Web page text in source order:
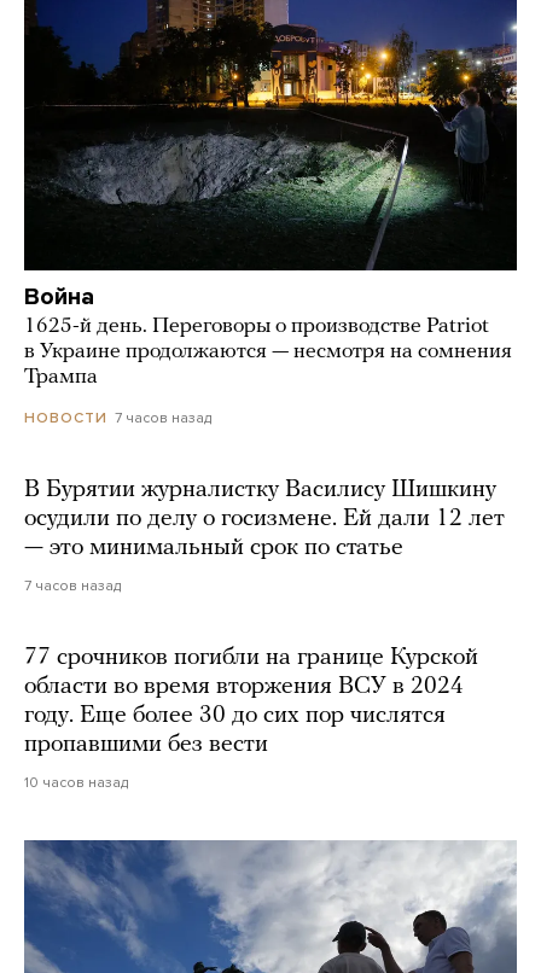
Война
1625-й день. Переговоры о производстве Patriot
в Украине продолжаются — несмотря на сомнения
Трампа
НОВОСТИ 7 часов назад
В Бурятии журналистку Василису Шишкину
осудили по делу о госизмене. Ей дали 12 лет
— это минимальный срок по статье
7 часов назад
77 срочников погибли на границе Курской
области во время вторжения ВСУ в 2024
году. Еще более 30 до сих пор числятся
пропавшими без вести
10 часов назад